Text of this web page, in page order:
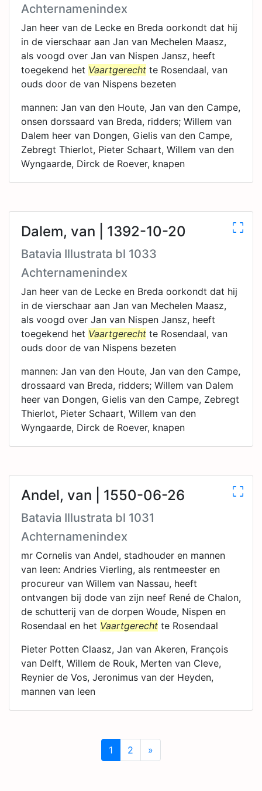
Achternamenindex
Jan heer van de Lecke en Breda oorkondt dat hij
in de vierschaar aan Jan van Mechelen Maasz,
als voogd over Jan van Nispen Jansz, heeft
toegekend het Vaartgerecht te Rosendaal, van
ouds door de van Nispens bezeten
mannen: Jan van den Houte, Jan van den Campe,
onsen dorssaard van Breda, ridders; Willem van
Dalem heer van Dongen, Gielis van den Campe,
Zebregt Thierlot, Pieter Schaart, Willem van den
Wyngaarde, Dirck de Roever, knapen
Dalem, van | 1392-10-20
Batavia Illustrata bl 1033
Achternamenindex
Jan heer van de Lecke en Breda oorkondt dat hij
in de vierschaar aan Jan van Mechelen Maasz,
als voogd over Jan van Nispen Jansz, heeft
toegekend het Vaartgerecht te Rosendaal, van
ouds door de van Nispens bezeten
mannen: Jan van den Houte, Jan van den Campe,
drossaard van Breda, ridders; Willem van Dalem
heer van Dongen, Gielis van den Campe, Zebregt
Thierlot, Pieter Schaart, Willem van den
Wyngaarde, Dirck de Roever, knapen
Andel, van | 1550-06-26
Batavia Illustrata bl 1031
Achternamenindex
mr Cornelis van Andel, stadhouder en mannen
van leen: Andries Vierling, als rentmeester en
procureur van Willem van Nassau, heeft
ontvangen bij dode van zijn neef René de Chalon,
de schutterij van de dorpen Woude, Nispen en
Rosendaal en het Vaartgerecht te Rosendaal
Pieter Potten Claasz, Jan van Akeren, François
van Delft, Willem de Rouk, Merten van Cleve,
Reynier de Vos, Jeronimus van der Heyden,
mannen van leen
1 2 »